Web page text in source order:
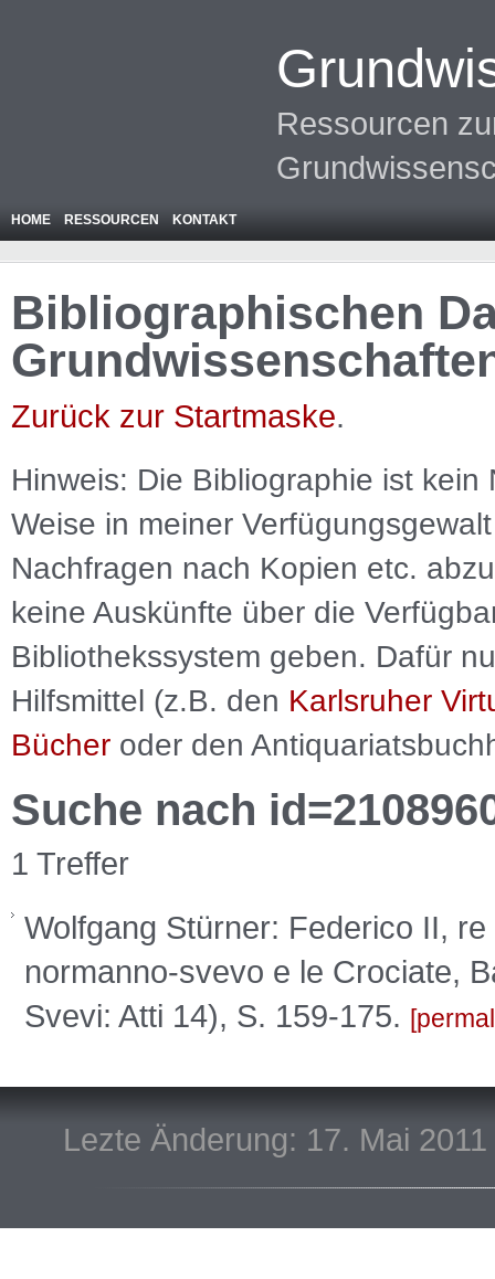
Ressourcen
HOME RESSOURCEN KONTAKT
Bibliographischen
Zurück zur Startmaske.
Hinweis: Die Bibliographie ist kein
Weise in meiner
Nachfragen nach Kopien etc.
keine Auskünfte über die
Bibliothekssystem geben. Dafür
Hilfsmittel (z.B. den Karlsruher
Bücher oder den
Suche nach
1 Treffer
Wolfgang Stürner: Federico II,
normanno-svevo e le Crociate,
Svevi: Atti 14), S. 159-175.
Lezte Änderung: 17. Mai